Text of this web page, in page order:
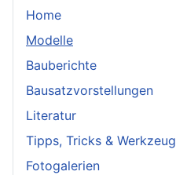
Home
Modelle
Bauberichte
Bausatzvorstellungen
Literatur
Tipps, Tricks & Werkzeug
Fotogalerien